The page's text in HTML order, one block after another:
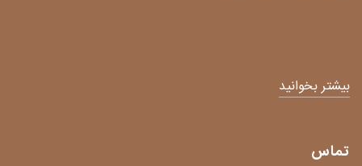
بیشتر بخوانید
تماس